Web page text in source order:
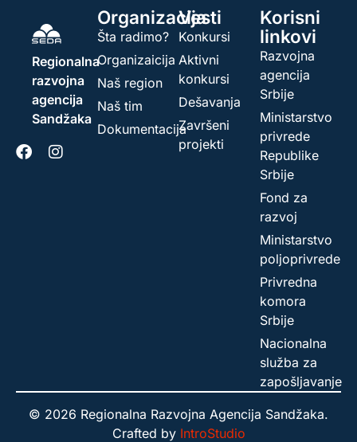
Regionalna
razvojna
agencija
Sandžaka
Organizacija
Šta radimo?
Organizaicija
Naš region
Naš tim
Dokumentacija
Vesti
Konkursi
Aktivni
konkursi
Dešavanja
Završeni
projekti
Korisni
linkovi
Razvojna
agencija
Srbije
Ministarstvo
privrede
Republike
Srbije
Fond za
razvoj
Ministarstvo
poljoprivrede
Privredna
komora
Srbije
Nacionalna
služba za
zapošljavanje
© 2026 Regionalna Razvojna Agencija Sandžaka.
Crafted by IntroStudio